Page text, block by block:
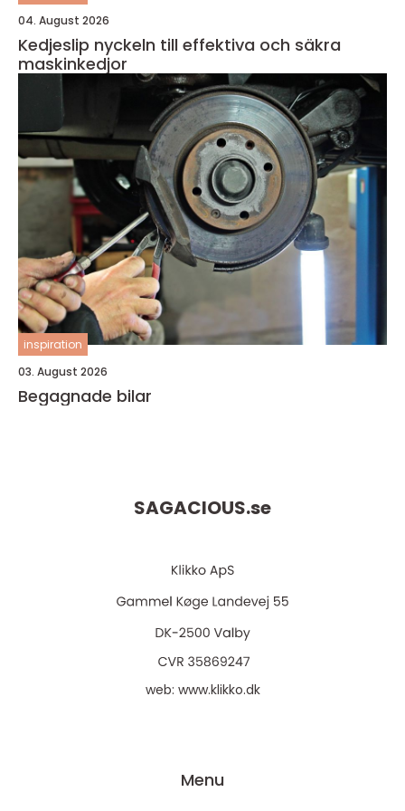
04. August 2026
Kedjeslip nyckeln till effektiva och säkra
maskinkedjor
inspiration
03. August 2026
Begagnade bilar
SAGACIOUS.se
web: www.klikko.dk
Menu